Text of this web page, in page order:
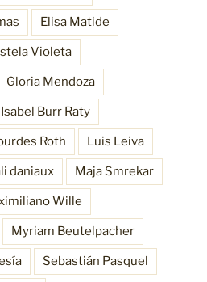
Elisa Matide
Violeta
Gloria Mendoza
Isabel Burr Raty
Roth Luis Leiva
daniaux Maja Smrekar
Wille
Myriam Beutelpacher
Sebastián Pasquel